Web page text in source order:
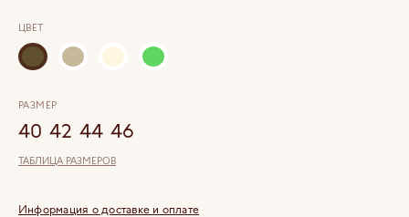
ЦВЕТ
РАЗМЕР
40 42 44 46
ТАБЛИЦА РАЗМЕРОВ
Информация о доставке и оплате